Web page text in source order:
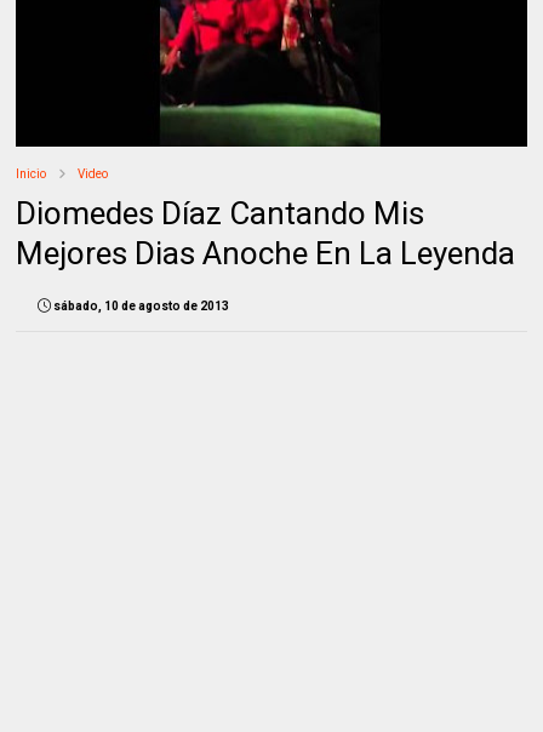
Inicio Video
Diomedes Díaz Cantando Mis
Mejores Dias Anoche En La Leyenda
sábado, 10 de agosto de 2013